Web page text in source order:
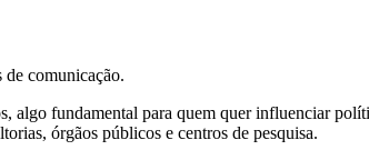
de comunicação.
algo fundamental para quem quer influenciar
órgãos públicos e centros de pesquisa.